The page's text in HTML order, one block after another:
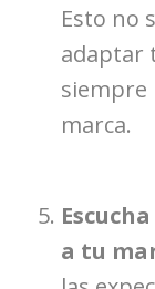
Esto no
adaptar
siempre
marca.
a tu